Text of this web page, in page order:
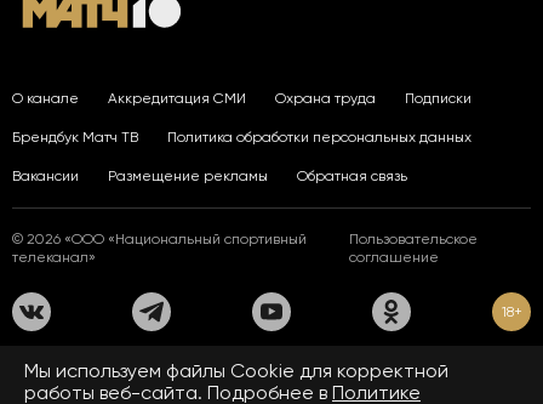
О канале Аккредитация СМИ Охрана труда Подписки
Брендбук Матч ТВ Политика обработки персональных данных
Вакансии Размещение рекламы Обратная связь
© 2026 «ООО «Национальный спортивный
телеканал»
Пользовательское
соглашение
18+
На сайте применяются рекомендательные технологии. Подробнее
Правилах применения рекомендательных технологий.
Мы используем файлы Сookie для корректной
работы веб-сайта. Подробнее в Политике